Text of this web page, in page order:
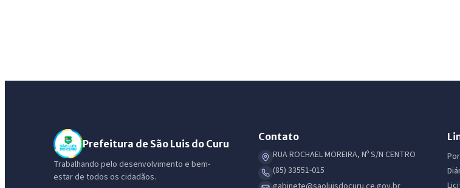
Prefeitura de São Luis do Curu
Trabalhando pelo desenvolvimento e bem-
estar de todos os cidadãos.
Contato
RUA ROCHAEL MOREIRA, Nº S/N CENTRO
(85) 33551-015